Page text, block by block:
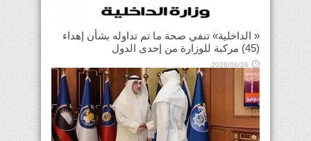
« الداخلية» تنفي صحة ما تم تداوله بشأن إهداء
(45) مركبة للوزارة من إحدى الدول
2026/06/26